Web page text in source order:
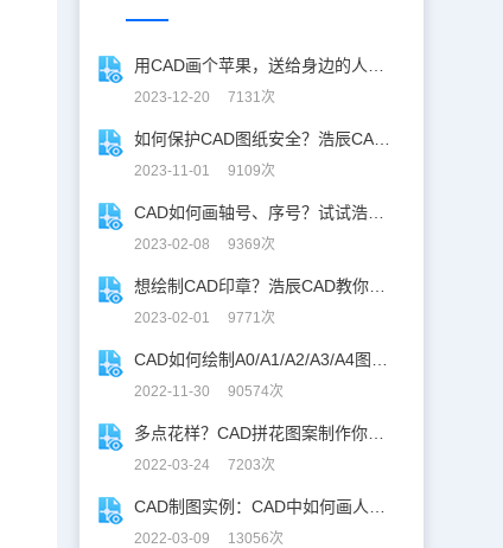
2023-12-20 7131次
2023-11-01 9109次
2023-02-08 9369次
2023-02-01 9771次
2022-11-30 90574次
2022-03-24 7203次
2022-03-09 13056次